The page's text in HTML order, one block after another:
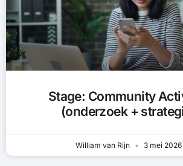
Stage: Community
(onderzoek +
William van Rijn 3 mei 2026